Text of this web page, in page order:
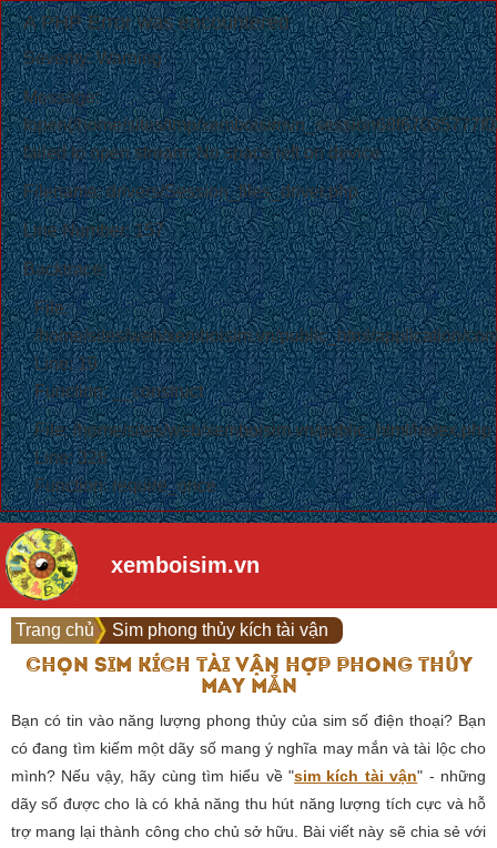
A PHP Error was encountered
Severity: Warning
Message:
fopen(/home/sites/tmp/
failed to open stream: No space left on device
Filename: drivers/Session_files_driver.php
Line Number: 157
Backtrace:
File:
/home/sites/web/xemboisim.vn/public_html/application/
Line: 19
Function: __construct
File: /home/sites/web/xemboisim.vn/public_html/index.php
Line: 328
Function: require_once
xemboisim.vn
Trang chủ Sim phong thủy kích tài vận
CHỌN SIM KÍCH TÀI VẬN HỢP PHONG THỦY
MAY MẮN
Bạn có tin vào năng lượng phong thủy của sim số điện thoại? Bạn
có đang tìm kiếm một dãy số mang ý nghĩa may mắn và tài lộc cho
mình? Nếu vậy, hãy cùng tìm hiểu về "sim kích tài vận" - những
dãy số được cho là có khả năng thu hút năng lượng tích cực và hỗ
trợ mang lại thành công cho chủ sở hữu. Bài viết này sẽ chia sẻ với